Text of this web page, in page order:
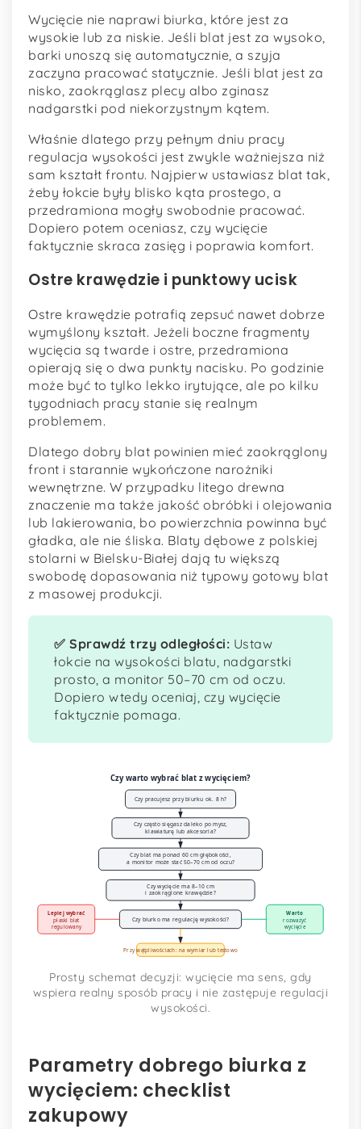
Wycięcie nie naprawi biurka, które jest za
wysokie lub za niskie. Jeśli blat jest za wysoko,
barki unoszą się automatycznie, a szyja
zaczyna pracować statycznie. Jeśli blat jest za
nisko, zaokrąglasz plecy albo zginasz
nadgarstki pod niekorzystnym kątem.
Właśnie dlatego przy pełnym dniu pracy
regulacja wysokości jest zwykle ważniejsza niż
sam kształt frontu. Najpierw ustawiasz blat tak,
żeby łokcie były blisko kąta prostego, a
przedramiona mogły swobodnie pracować.
Dopiero potem oceniasz, czy wycięcie
faktycznie skraca zasięg i poprawia komfort.
Ostre krawędzie i punktowy ucisk
Ostre krawędzie potrafią zepsuć nawet dobrze
wymyślony kształt. Jeżeli boczne fragmenty
wycięcia są twarde i ostre, przedramiona
opierają się o dwa punkty nacisku. Po godzinie
może być to tylko lekko irytujące, ale po kilku
tygodniach pracy stanie się realnym
problemem.
Dlatego dobry blat powinien mieć zaokrąglony
front i starannie wykończone narożniki
wewnętrzne. W przypadku litego drewna
znaczenie ma także jakość obróbki i olejowania
lub lakierowania, bo powierzchnia powinna być
gładka, ale nie śliska. Blaty dębowe z polskiej
stolarni w Bielsku-Białej dają tu większą
swobodę dopasowania niż typowy gotowy blat
z masowej produkcji.
✅ Sprawdź trzy odległości: Ustaw
łokcie na wysokości blatu, nadgarstki
prosto, a monitor 50–70 cm od oczu.
Dopiero wtedy oceniaj, czy wycięcie
faktycznie pomaga.
Czy warto wybrać blat z wycięciem?
Czy pracujesz przy biurku ok. 8 h?
Czy często sięgasz daleko po mysz,
klawiaturę lub akcesoria?
Czy blat ma ponad 60 cm głębokości,
a monitor może stać 50–70 cm od oczu?
Czy wycięcie ma 8–10 cm
i zaokrąglone krawędzie?
Czy biurko ma regulację wysokości?
Lepiej wybrać
płaski blat
regulowany
Warto
rozważyć
wycięcie
Przy wątpliwościach: na wymiar lub testowo
Prosty schemat decyzji: wycięcie ma sens, gdy
wspiera realny sposób pracy i nie zastępuje regulacji
wysokości.
Parametry dobrego biurka z
wycięciem: checklist
zakupowy